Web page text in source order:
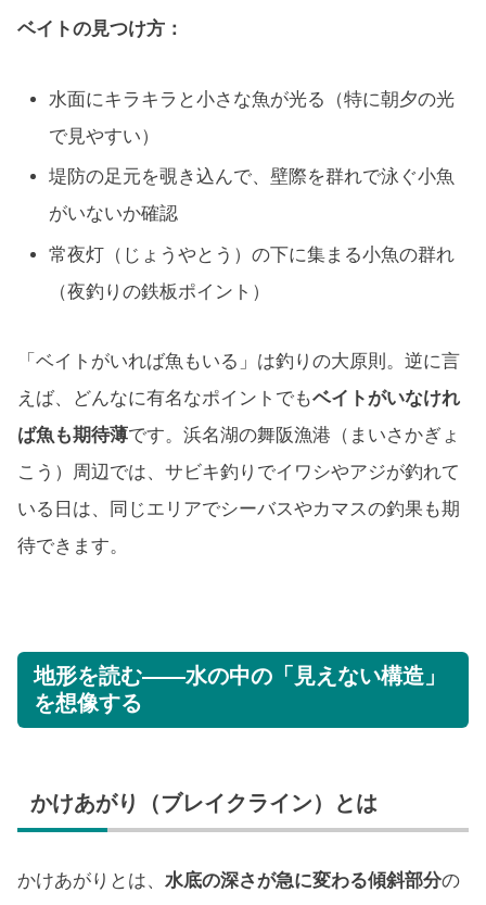
ベイトの見つけ方：
水面にキラキラと小さな魚が光る（特に朝夕の光
で見やすい）
堤防の足元を覗き込んで、壁際を群れで泳ぐ小魚
がいないか確認
常夜灯（じょうやとう）の下に集まる小魚の群れ
（夜釣りの鉄板ポイント）
「ベイトがいれば魚もいる」は釣りの大原則。逆に言
えば、どんなに有名なポイントでもベイトがいなけれ
ば魚も期待薄です。浜名湖の舞阪漁港（まいさかぎょ
こう）周辺では、サビキ釣りでイワシやアジが釣れて
いる日は、同じエリアでシーバスやカマスの釣果も期
待できます。
地形を読む——水の中の「見えない構造」
を想像する
かけあがり（ブレイクライン）とは
かけあがりとは、 水底の深さが急に変わる傾斜部分の